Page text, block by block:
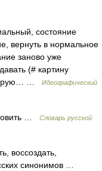
состояние
вернуть в нормальное
заново уже
(# картину
…
Идеографический
…
Словарь русской
воссоздать,
синонимов …